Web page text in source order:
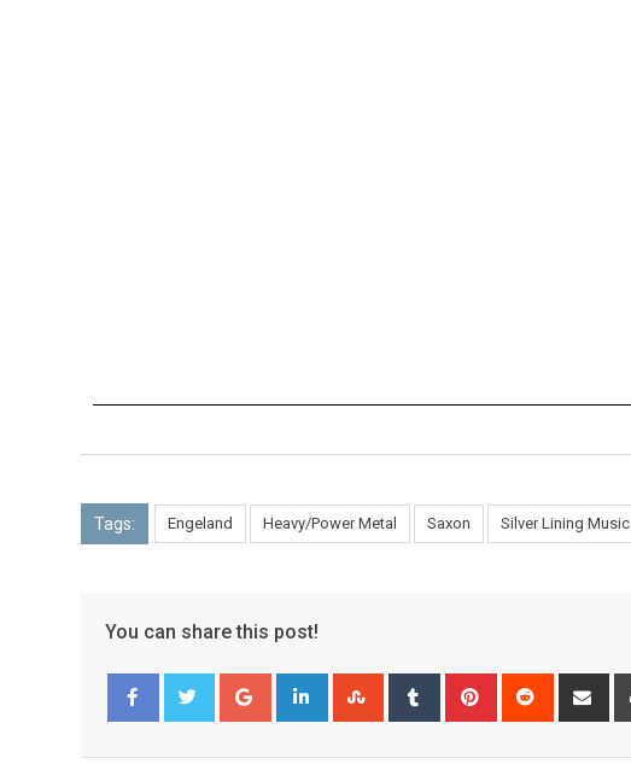
Tags: Engeland Heavy/Power Metal Saxon Silver Lining Music
You can share this post!